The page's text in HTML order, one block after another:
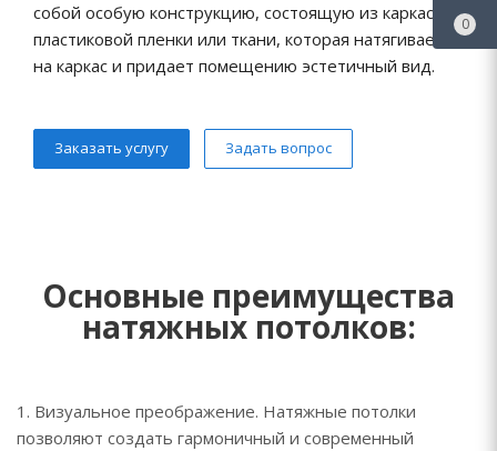
собой особую конструкцию, состоящую из каркаса и
пластиковой пленки или ткани, которая натягивается
на каркас и придает помещению эстетичный вид.
Заказать услугу Задать вопрос
Основные преимущества
натяжных потолков:
1. Визуальное преображение. Натяжные потолки
позволяют создать гармоничный и современный
0